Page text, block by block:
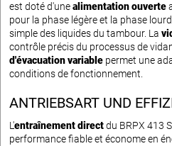
est doté d'unealimentation ouverte
pour la phase légère et la phase
simple des liquides du tambour. La
contrôle précis du processus de
d'évacuation variable permet une
conditions de fonctionnement.
ANTRIEBSART UND
L'entraînement directdu BRPX 413
performance fiable et économe en